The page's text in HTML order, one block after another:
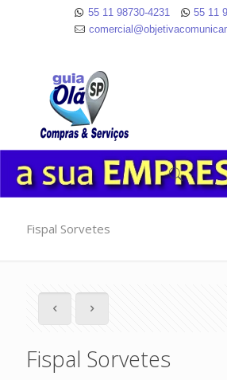
55 11 98730-4231
55 11
Fispal Sorvetes
Fispal Sorvetes